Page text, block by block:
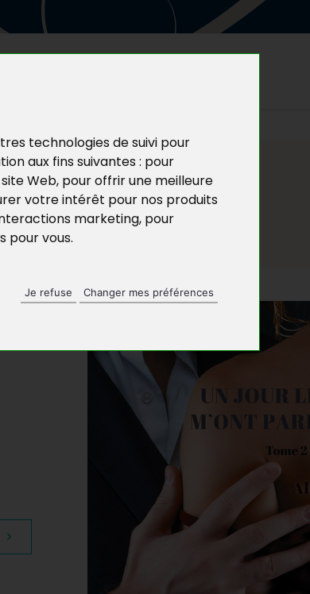
technologies de suivi pour
aux fins suivantes : pour
Web, pour offrir une meilleure
votre intérêt pour nos produits
marketing, pour
pour vous.
Je refuse Changer mes préférences